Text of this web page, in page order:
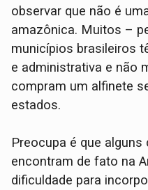
observar que não é
amazônica. Muitos –
municípios brasileiros
e administrativa e não
compram um alfinete
estados.
Preocupa é que
encontram de fato na
dificuldade para